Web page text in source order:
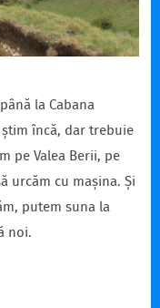
la Cabana
încă, dar trebuie
pe Valea Berii, pe
urcăm cu mașina. Și
putem suna la
noi.